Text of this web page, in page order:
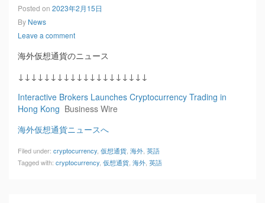
Posted on 2023年2月15日
By News
Leave a comment
海外仮想通貨のニュース
↓↓↓↓↓↓↓↓↓↓↓↓↓↓↓↓↓↓↓↓
Interactive Brokers Launches Cryptocurrency Trading in
Hong Kong Business Wire
海外仮想通貨ニュースへ
Filed under: cryptocurrency 仮想通貨 海外 英語
Tagged with: cryptocurrency 仮想通貨 海外 英語